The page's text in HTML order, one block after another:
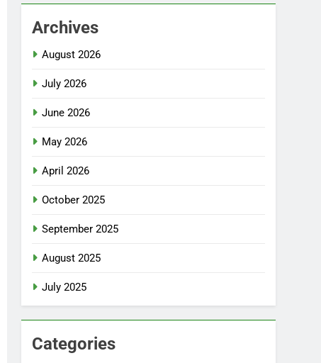
Archives
August 2026
July 2026
June 2026
May 2026
April 2026
October 2025
September 2025
August 2025
July 2025
Categories